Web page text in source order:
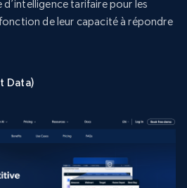
tarifaire pour les
de leur capacité à répondre
Data)